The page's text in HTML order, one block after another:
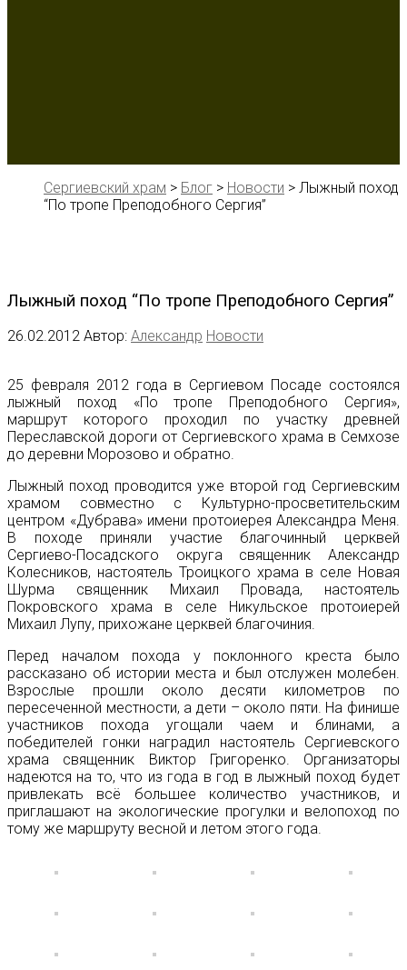
Сергиевский храм > Блог > Новости > Лыжный поход
“По тропе Преподобного Сергия”
Лыжный поход “По тропе Преподобного Сергия”
26.02.2012 Автор: Александр Новости
25 февраля 2012 года в Сергиевом Посаде состоялся
лыжный поход «По тропе Преподобного Сергия»,
маршрут которого проходил по участку древней
Переславской дороги от Сергиевского храма в Семхозе
до деревни Морозово и обратно.
Лыжный поход проводится уже второй год Сергиевским
храмом совместно с Культурно-просветительским
центром «Дубрава» имени протоиерея Александра Меня.
В походе приняли участие благочинный церквей
Сергиево-Посадского округа священник Александр
Колесников, настоятель Троицкого храма в селе Новая
Шурма священник Михаил Провада, настоятель
Покровского храма в селе Никульское протоиерей
Михаил Лупу, прихожане церквей благочиния.
Перед началом похода у поклонного креста было
рассказано об истории места и был отслужен молебен.
Взрослые прошли около десяти километров по
пересеченной местности, а дети – около пяти. На финише
участников похода угощали чаем и блинами, а
победителей гонки наградил настоятель Сергиевского
храма священник Виктор Григоренко. Организаторы
надеются на то, что из года в год в лыжный поход будет
привлекать всё большее количество участников, и
приглашают на экологические прогулки и велопоход по
тому же маршруту весной и летом этого года.